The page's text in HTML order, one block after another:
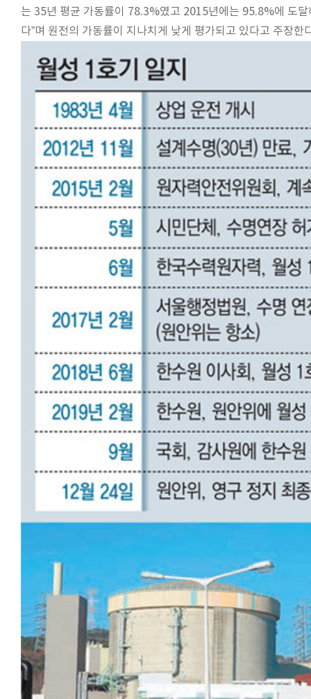
는 35년 평균 가동률이 78.3%였고 2015년에는 95.8%에 도
다”며 원전의 가동률이 지나치게 낮게 평가되고 있다고 주장한